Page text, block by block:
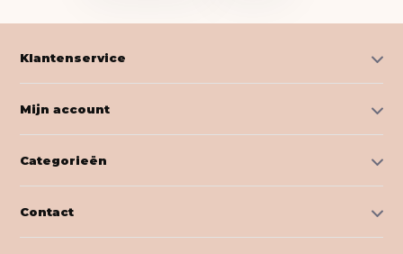
Klantenservice
Mijn account
Categorieën
Contact